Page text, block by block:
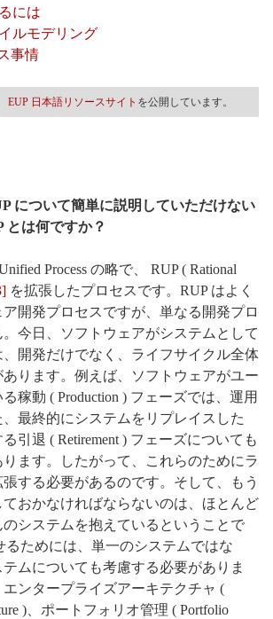
には
ルモデリング
事情
EUP 日本語リソースサイト を公開しています。
について簡単に説明していただけない
とは何ですか？
Process の略で、 RUP ( Rational
を拡張したプロセスです。RUP はよく
開発プロセスですが、単なる開発プロ
今日、ソフトウェアがシステムとして
開発だけでなく、ライフサイクル全体
ります。例えば、ソフトウェアがユー
稼動 ( Production ) フェーズでは、運用
最終的にシステムをリプレイスした
引退 ( Retirement ) フェーズについても
ます。したがって、これらのためにラ
する必要があるのです。そして、もう
おかなければならないのは、ほとんど
システムを抱えているということで
るためには、単一のシステムではな
ムについても考慮する必要がありま
ンタープライズアーキテクチャ (
)、ポートフォリオ管理 ( Portfolio